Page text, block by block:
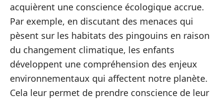
acquièrent une conscience écologique accrue.
Par exemple, en discutant des menaces qui
pèsent sur les habitats des pingouins en raison
du changement climatique, les enfants
développent une compréhension des enjeux
environnementaux qui affectent notre planète.
Cela leur permet de prendre conscience de leur